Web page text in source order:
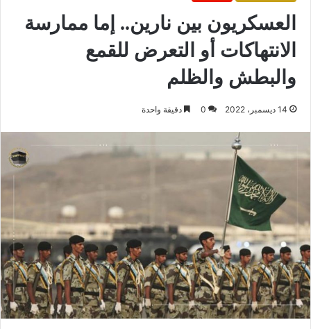
العسكريون بين نارين.. إما ممارسة
الانتهاكات أو التعرض للقمع
والبطش والظلم
14 ديسمبر، 2022 0 دقيقة واحدة